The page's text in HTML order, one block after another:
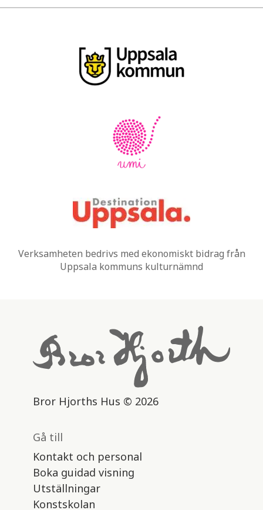
Verksamheten bedrivs med ekonomiskt bidrag från
Uppsala kommuns kulturnämnd
Bror Hjorths Hus © 2026
Gå till
Kontakt och personal
Boka guidad visning
Utställningar
Konstskolan